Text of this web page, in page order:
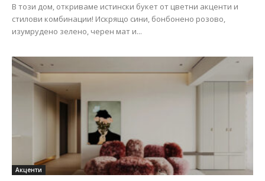
В този дом, откриваме истински букет от цветни акценти и
стилови комбинации! Искрящо сини, бонбонено розово,
изумрудено зелено, черен мат и...
Акценти